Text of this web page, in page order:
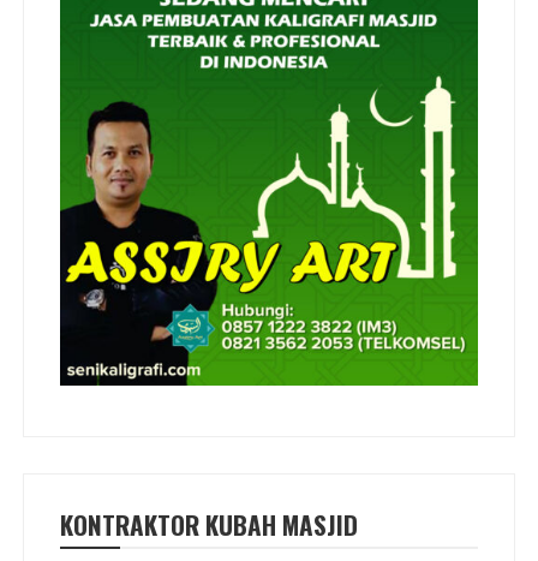
KONTRAKTOR KUBAH MASJID